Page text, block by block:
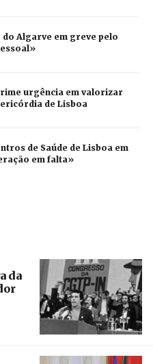
do Algarve em greve pelo
urgência em valorizar
de Lisboa
de Saúde de Lisboa em
em falta»
da